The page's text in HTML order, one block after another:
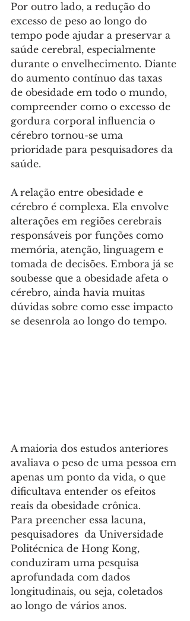
Por outro lado, a redução do
excesso de peso ao longo do
tempo pode ajudar a preservar a
saúde cerebral, especialmente
durante o envelhecimento. Diante
do aumento contínuo das taxas
de obesidade em todo o mundo,
compreender como o excesso de
gordura corporal influencia o
cérebro tornou-se uma
prioridade para pesquisadores da
saúde.
A relação entre obesidade e
cérebro é complexa. Ela envolve
alterações em regiões cerebrais
responsáveis por funções como
memória, atenção, linguagem e
tomada de decisões. Embora já se
soubesse que a obesidade afeta o
cérebro, ainda havia muitas
dúvidas sobre como esse impacto
se desenrola ao longo do tempo.
A maioria dos estudos anteriores
avaliava o peso de uma pessoa em
apenas um ponto da vida, o que
dificultava entender os efeitos
reais da obesidade crônica.
Para preencher essa lacuna,
pesquisadores  da Universidade
Politécnica de Hong Kong,
conduziram uma pesquisa
aprofundada com dados
longitudinais, ou seja, coletados
ao longo de vários anos.